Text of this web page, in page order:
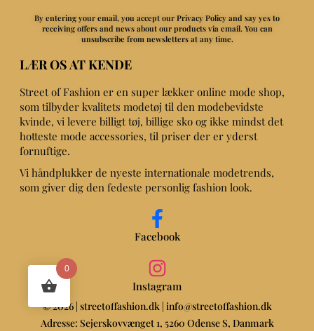
By entering your email, you accept our Privacy Policy and say yes to
receiving offers and news about our products via email. You can
unsubscribe from newsletters at any time.
LÆR OS AT KENDE
Street of Fashion er en super lækker online mode shop,
som tilbyder kvalitets modetøj til den modebevidste
kvinde, vi levere billigt tøj, billige sko og ikke mindst det
hotteste mode accessories, til priser der er yderst
fornuftige.
Vi håndplukker de nyeste internationale modetrends,
som giver dig den fedeste personlig fashion look.
Facebook
Instagram
© 2026 | streetoffashion.dk | info@streetoffashion.dk
Adresse: Sejerskovvænget 1, 5260 Odense S, Danmark
0